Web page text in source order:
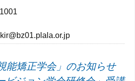
能矯正学会」のお知らせ